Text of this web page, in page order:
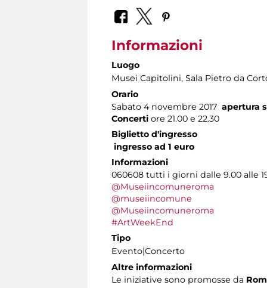
Informazioni
Luogo
Musei Capitolini, Sala Pietro da
Orario
Sabato 4 novembre 2017 apertura
Concerti ore 21.00 e 22.30
Biglietto d'ingresso
ingresso ad 1 euro
Informazioni
060608 tutti i giorni dalle 9.00 alle
@Museiincomuneroma
@museiincomune
@Museiincomuneroma
#ArtWeekEnd
Tipo
Evento|Concerto
Altre informazioni
Le iniziative sono promosse da